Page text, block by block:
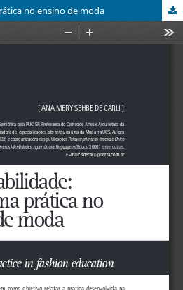
no ensino de moda